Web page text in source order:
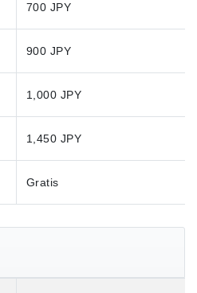
700 JPY
900 JPY
1,000 JPY
1,450 JPY
Gratis